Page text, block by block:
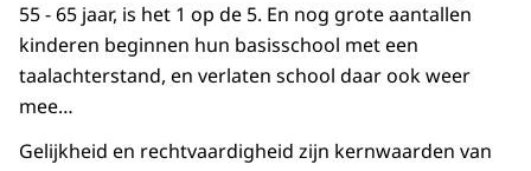
55 - 65 jaar, is het 1 op de 5. En nog grote aantallen
kinderen beginnen hun basisschool met een
taalachterstand, en verlaten school daar ook weer
mee…
Gelijkheid en rechtvaardigheid zijn kernwaarden van